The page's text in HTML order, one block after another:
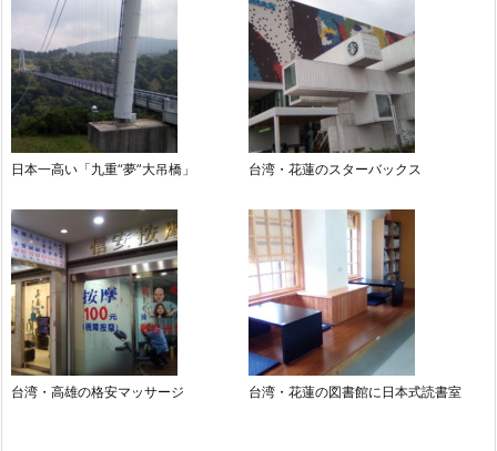
日本一高い「九重“夢”大吊橋」 台湾・花蓮のスターバックス
台湾・高雄の格安マッサージ 台湾・花蓮の図書館に日本式読書室